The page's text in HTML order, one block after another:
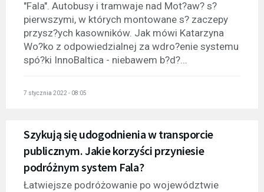
"Fala". Autobusy i tramwaje nad Mot?aw? s?
pierwszymi, w których montowane s? zaczepy
przysz?ych kasowników. Jak mówi Katarzyna
Wo?ko z odpowiedzialnej za wdro?enie systemu
spó?ki InnoBaltica - niebawem b?d?...
7 stycznia 2022 - 08:05
Szykują się udogodnienia w transporcie
publicznym. Jakie korzyści przyniesie
podróżnym system Fala?
Łatwiejsze podróżowanie po województwie